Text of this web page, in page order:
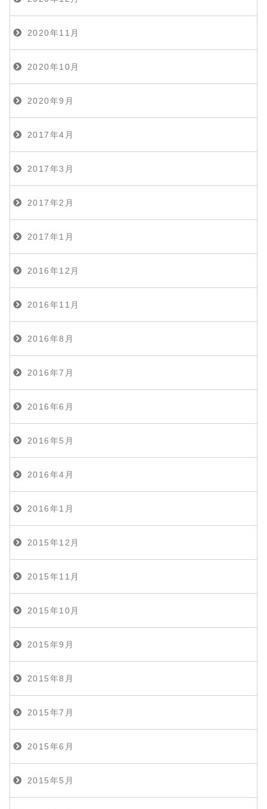
2020年11月
2020年10月
2020年9月
2017年4月
2017年3月
2017年2月
2017年1月
2016年12月
2016年11月
2016年8月
2016年7月
2016年6月
2016年5月
2016年4月
2016年1月
2015年12月
2015年11月
2015年10月
2015年9月
2015年8月
2015年7月
2015年6月
2015年5月